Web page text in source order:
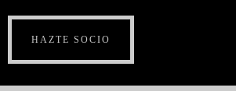
HAZTE SOCIO